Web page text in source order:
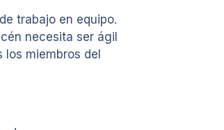
trabajo en equipo.
necesita ser ágil
miembros del